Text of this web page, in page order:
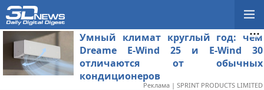
Умный климат круглый год: чем
Dreame E-Wind 25 и E-Wind 30
отличаются от обычных
кондиционеров
Реклама | SPRINT PRODUCTS LIMITED